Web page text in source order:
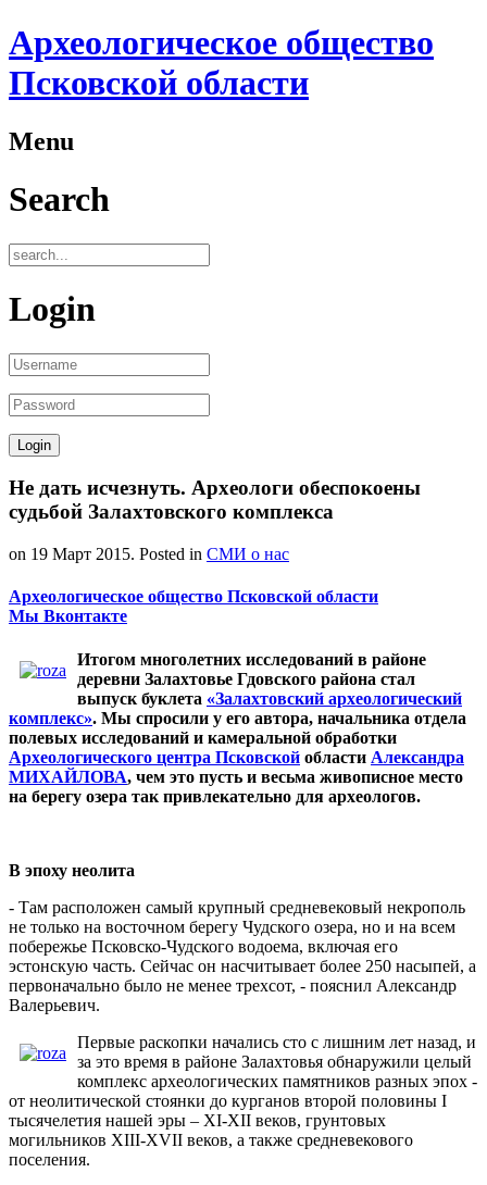
Археологическое общество
Псковской области
Menu
Search
Login
Не дать исчезнуть. Археологи обеспокоены
судьбой Залахтовского комплекса
on 19 Март 2015. Posted in СМИ о нас
Археологическое общество Псковской области
Мы Вконтакте
Итогом многолетних исследований в районе
деревни Залахтовье Гдовского района стал
выпуск буклета «Залахтовский археологический
комплекс». Мы спросили у его автора, начальника отдела
полевых исследований и камеральной обработки
Археологического центра Псковской области Александра
МИХАЙЛОВА, чем это пусть и весьма живописное место
на берегу озера так привлекательно для археологов.
В эпоху неолита
- Там расположен самый крупный средневековый некрополь
не только на восточном берегу Чудского озера, но и на всем
побережье Псковско-Чудского водоема, включая его
эстонскую часть. Сейчас он насчитывает более 250 насыпей, а
первоначально было не менее трехсот, - пояснил Александр
Валерьевич.
Первые раскопки начались сто с лишним лет назад, и
за это время в районе Залахтовья обнаружили целый
комплекс археологических памятников разных эпох -
от неолитической стоянки до курганов второй половины I
тысячелетия нашей эры – XI-XII веков, грунтовых
могильников XIII-XVII веков, а также средневекового
поселения.